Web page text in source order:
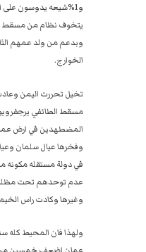
يتخوف نظام من مسقط
وبدعم من ولد عمهم
الخوارج.
تخيل تحررت اليمن
مسقط الطائفي
المضطهدين في ارض عمان
وفخرها عيال سلمان
عدم توحدهم تحت مظلة
وغيرها وكادت راس
ولهذا فان المحيط كله